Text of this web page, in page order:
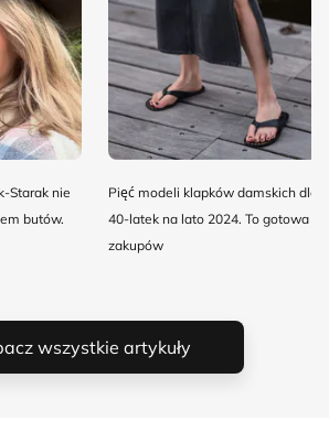
Starak nie
butów.
Pięć modeli klapków damskich dla
40-latek na lato 2024. To gotowa
zakupów
wszystkie artykuły